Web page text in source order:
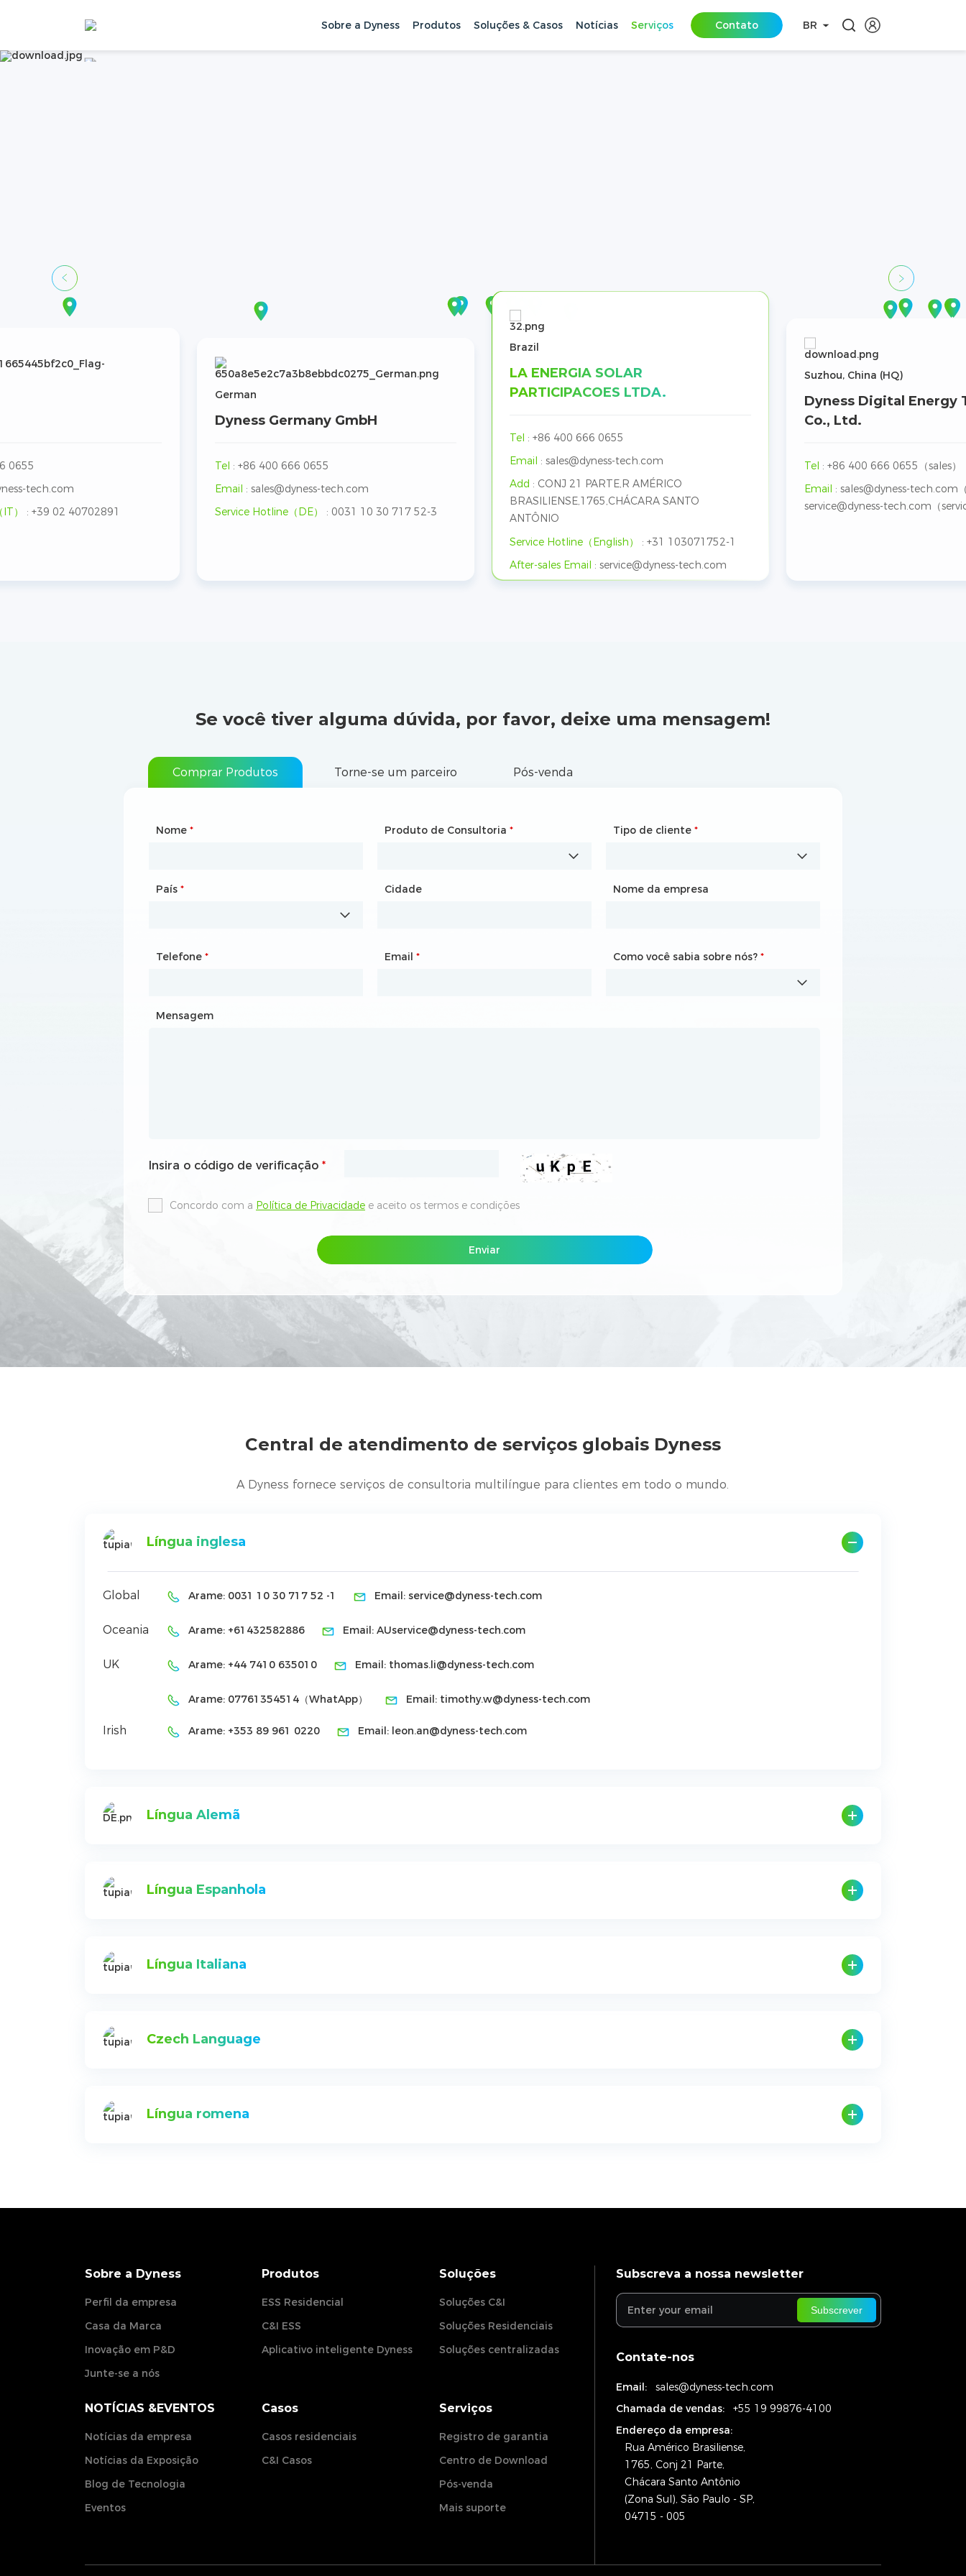
Sobre a Dyness Produtos Soluções & Casos Notícias Serviços Contato BR
Contate-nos
0655
tech.com
）
: +39 02 40702891
German
Dyness Germany GmbH
Tel : +86 400 666 0655
Email : sales@dyness-tech.com
Service Hotline（DE）
: 0031 10 30 717 52-3
Brazil
LA ENERGIA SOLAR
PARTICIPACOES LTDA.
Tel : +86 400 666 0655
Email : sales@dyness-tech.com
Add : CONJ 21 PARTE,R AMÉRICO
BRASILIENSE,1765,CHÁCARA SANTO
ANTÔNIO
Service Hotline（English）
: +31 103071752-1
After-sales Email : service@dyness-tech.com
Suzhou, China (HQ)
Dyness Digital Energy
Co., Ltd.
Tel : +86 400 666 0655（sales）
Email : sales@dyness-tech.com
service@dyness-tech.com（
Se você tiver alguma dúvida, por favor, deixe uma mensagem!
Comprar Produtos Torne-se um parceiro Pós-venda
Nome * Produto de Consultoria * Tipo de cliente *
País * Cidade Nome da empresa
Telefone * Email * Como você sabia sobre nós? *
Mensagem
Insira o código de verificação *
Concordo com a Política de Privacidade e aceito os termos e condições
Enviar
Tipo de parceria Nome* Nome da empresa
Local na rede Internet País* Cidade
Caixa de correio Telefone Como você sabia sobre nós? *
Mensagem
Insira o código de verificação *
Concordo com a Política de Privacidade e aceito os termos e condições
Enviar
Central de atendimento de serviços globais Dyness
A Dyness fornece serviços de consultoria multilíngue para clientes em todo o mundo.
Língua inglesa
Global Arame: 0031 10 30 717 52 -1 Email: service@dyness-tech.com
Oceania Arame: +61432582886 Email: AUservice@dyness-tech.com
UK Arame: +44 7410 635010 Email: thomas.li@dyness-tech.com
Arame: 07761354514（WhatApp） Email: timothy.w@dyness-tech.com
Irish Arame: +353 89 961 0220 Email: leon.an@dyness-tech.com
Língua Alemã
Língua Espanhola
Língua Italiana
Czech Language
Língua romena
Sobre a Dyness
Perfil da empresa
Casa da Marca
Inovação em P&D
Junte-se a nós
Produtos
ESS Residencial
C&I ESS
Aplicativo inteligente Dyness
Soluções
Soluções C&I
Soluções Residenciais
Soluções centralizadas
NOTÍCIAS &EVENTOS
Notícias da empresa
Notícias da Exposição
Blog de Tecnologia
Eventos
Casos
Casos residenciais
C&I Casos
Serviços
Registro de garantia
Centro de Download
Pós-venda
Mais suporte
Subscreva a nossa newsletter
Subscrever
Contate-nos
Email:
sales@dyness-tech.com
Chamada de vendas:
+55 19 99876-4100
Endereço da empresa:
Rua Américo Brasiliense,
1765, Conj 21 Parte,
Chácara Santo Antônio
(Zona Sul), São Paulo - SP,
04715 - 005